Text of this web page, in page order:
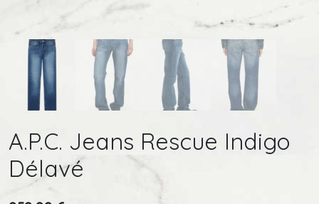
A.P.C. Jeans Rescue Indigo
Délavé